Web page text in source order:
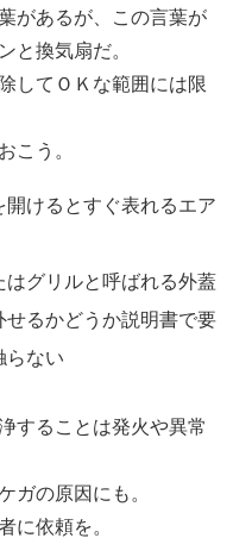
があるが、この言葉が
と換気扇だ。
してＯＫな範囲には限
こう。
けるとすぐ表れるエア
グリルと呼ばれる外蓋
るかどうか説明書で要
らない
することは発火や異常
ガの原因にも。
に依頼を。